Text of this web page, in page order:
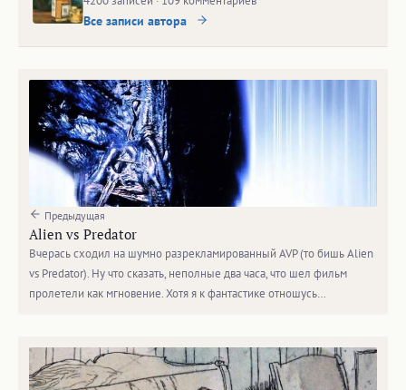
Все записи автора
Предыдущая
Alien vs Predator
Вчерась сходил на шумно разрекламированный AVP (то бишь Alien
vs Predator). Ну что сказать, неполные два часа, что шел фильм
пролетели как мгновение. Хотя я к фантастике отношусь…